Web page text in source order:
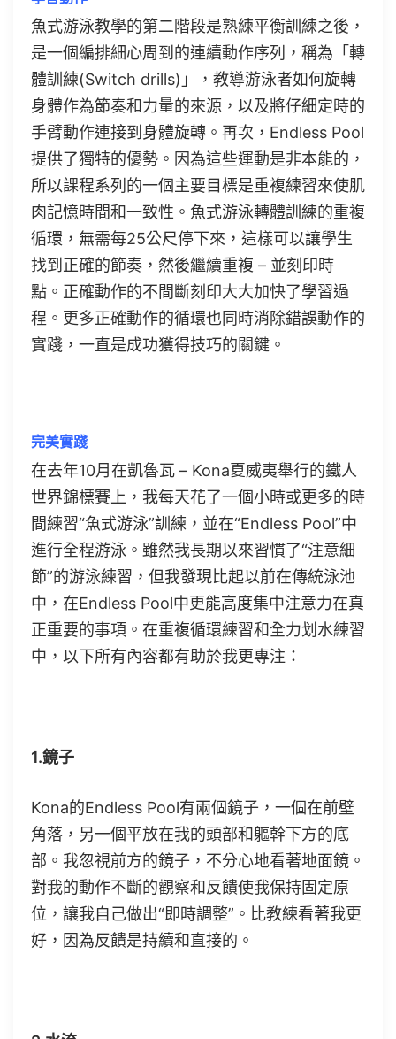
魚式游泳教學的第二階段是熟練平衡訓練之後，
是一個編排細心周到的連續動作序列，稱為「轉
體訓練(Switch drills)」，教導游泳者如何旋轉
身體作為節奏和力量的來源，以及將仔細定時的
手臂動作連接到身體旋轉。再次，Endless Pool
提供了獨特的優勢。因為這些運動是非本能的，
所以課程系列的一個主要目標是重複練習來使肌
肉記憶時間和一致性。魚式游泳轉體訓練的重複
循環，無需每25公尺停下來，這樣可以讓學生
找到正確的節奏，然後繼續重複 – 並刻印時
點。正確動作的不間斷刻印大大加快了學習過
程。更多正確動作的循環也同時消除錯誤動作的
實踐，一直是成功獲得技巧的關鍵。
完美實踐
在去年10月在凱魯瓦 – Kona夏威夷舉行的鐵人
世界錦標賽上，我每天花了一個小時或更多的時
間練習“魚式游泳”訓練，並在“Endless Pool”中
進行全程游泳。雖然我長期以來習慣了“注意細
節”的游泳練習，但我發現比起以前在傳統泳池
中，在Endless Pool中更能高度集中注意力在真
正重要的事項。在重複循環練習和全力划水練習
中，以下所有內容都有助於我更專注：
1.鏡子
Kona的Endless Pool有兩個鏡子，一個在前壁
角落，另一個平放在我的頭部和軀幹下方的底
部。我忽視前方的鏡子，不分心地看著地面鏡。
對我的動作不斷的觀察和反饋使我保持固定原
位，讓我自己做出“即時調整”。比教練看著我更
好，因為反饋是持續和直接的。